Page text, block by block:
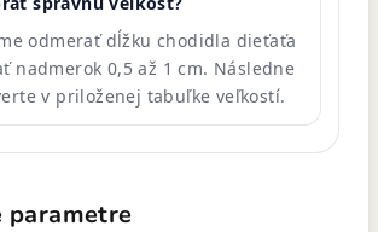
odmerať dĺžku chodidla dieťaťa
nadmerok 0,5 až 1 cm. Následne
v priloženej tabuľke veľkostí.
parametre